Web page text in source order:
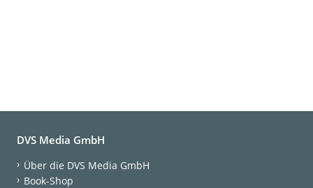
DVS Media GmbH
Über die DVS Media GmbH
Book-Shop